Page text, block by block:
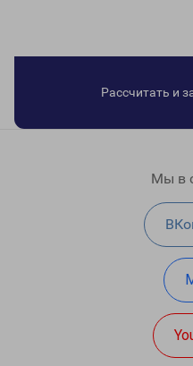
Рассчитать и
Мы в